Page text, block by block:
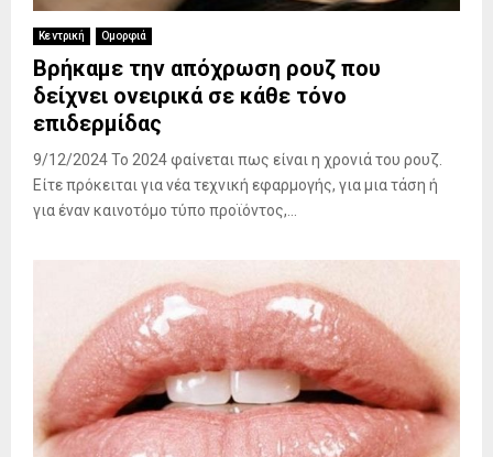
Κεντρική Ομορφιά
Βρήκαμε την απόχρωση ρουζ που
δείχνει ονειρικά σε κάθε τόνο
επιδερμίδας
9/12/2024 Το 2024 φαίνεται πως είναι η χρονιά του ρουζ.
Είτε πρόκειται για νέα τεχνική εφαρμογής, για μια τάση ή
για έναν καινοτόμο τύπο προϊόντος,...